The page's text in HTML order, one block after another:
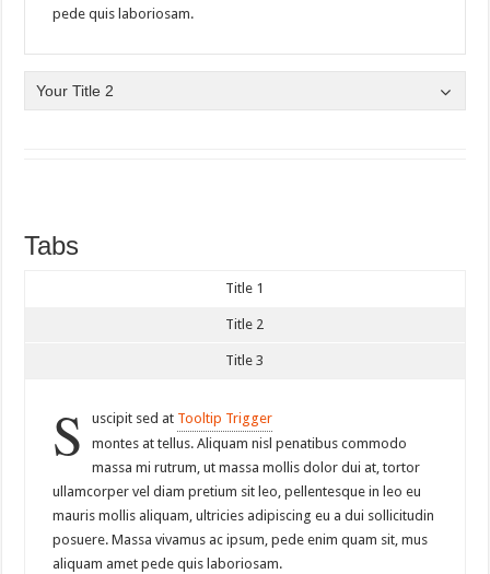
pede quis laboriosam.
Your Title 2
Tabs
Title 1
Title 2
Title 3
S uscipit sed at Tooltip Trigger
montes at tellus. Aliquam nisl penatibus commodo
massa mi rutrum, ut massa mollis dolor dui at, tortor
ullamcorper vel diam pretium sit leo, pellentesque in leo eu
mauris mollis aliquam, ultricies adipiscing eu a dui sollicitudin
posuere. Massa vivamus ac ipsum, pede enim quam sit, mus
aliquam amet pede quis laboriosam.